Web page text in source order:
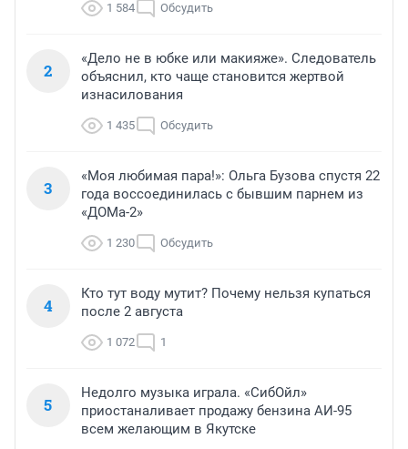
1 584 Обсудить
2
«Дело не в юбке или макияже». Следователь
объяснил, кто чаще становится жертвой
изнасилования
1 435 Обсудить
3
«Моя любимая пара!»: Ольга Бузова спустя 22
года воссоединилась с бывшим парнем из
«ДОМа-2»
1 230 Обсудить
4
Кто тут воду мутит? Почему нельзя купаться
после 2 августа
1 072 1
5
Недолго музыка играла. «СибОйл»
приостаналивает продажу бензина АИ-95
всем желающим в Якутске